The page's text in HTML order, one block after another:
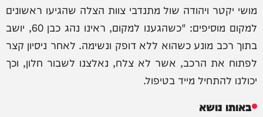
מושי יקטר ויהודה שול מתנדבי צוות הצלה שהגיעו ראשונים
למקום מוסיפים: "כשהגענו למקום, ראינו נהג כבן 60, יושב
בתוך רכב מונע כשהוא ללא דופק ונשימה. לאחר ניסיון קצר
לפתוח את הרכב, אשר לא צלח, נאלצנו לשבור חלון, וכך
יכולנו להתחיל מייד בטיפול.
באותו נושא